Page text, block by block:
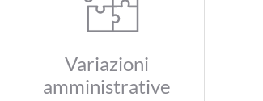
Variazioni
amministrative